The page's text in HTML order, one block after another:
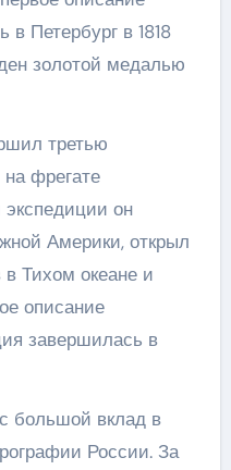
в Петербург в 1818
золотой медалью
третью
фрегате
он
Америки, открыл
в Тихом океане и
описание
завершилась в
большой вклад в
России. За